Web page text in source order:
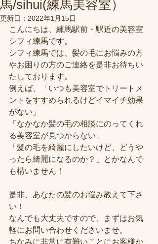
馬/sihui(練馬美容室）
更新日： 2022年1月15日
こんにちは、練馬駅前・駅近の美容室
シフィ練馬です。
シフィ練馬では、髪の毛にお悩みの方
やお困りの方のご連絡を是非お待ちい
たしております。
例えば、「いつも美容室でトリートメ
ントをすすめられるけどイマイチ効果
がない」
「なかなか髪の毛の相談にのってくれ
る美容室が見つからない」
「髪の毛を綺麗にしたいけど、どうや
ったら綺麗になるのか？」とかなんで
も構いません！
是非、あなたの髪のお悩み教えて下さ
い！
なんでも大丈夫ですので、まずはお気
軽にお問い合わせくださいませ。
ちなみに非常に有難いことにお客様か